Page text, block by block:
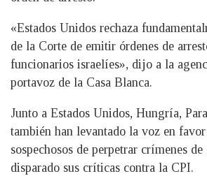
«Estados Unidos rechaza
de la Corte de emitir órdenes de
funcionarios israelíes», dijo a la
portavoz de la Casa Blanca.
Junto a Estados Unidos, Hungría,
también han levantado la voz en
sospechosos de perpetrar crímenes
disparado sus críticas contra la CPI.